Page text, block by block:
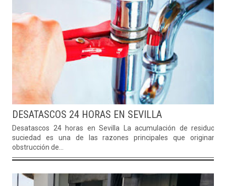
DESATASCOS 24 HORAS EN SEVILLA
Desatascos 24 horas en Sevilla La acumulación de residuos o
suciedad es una de las razones principales que originan la
obstrucción de...